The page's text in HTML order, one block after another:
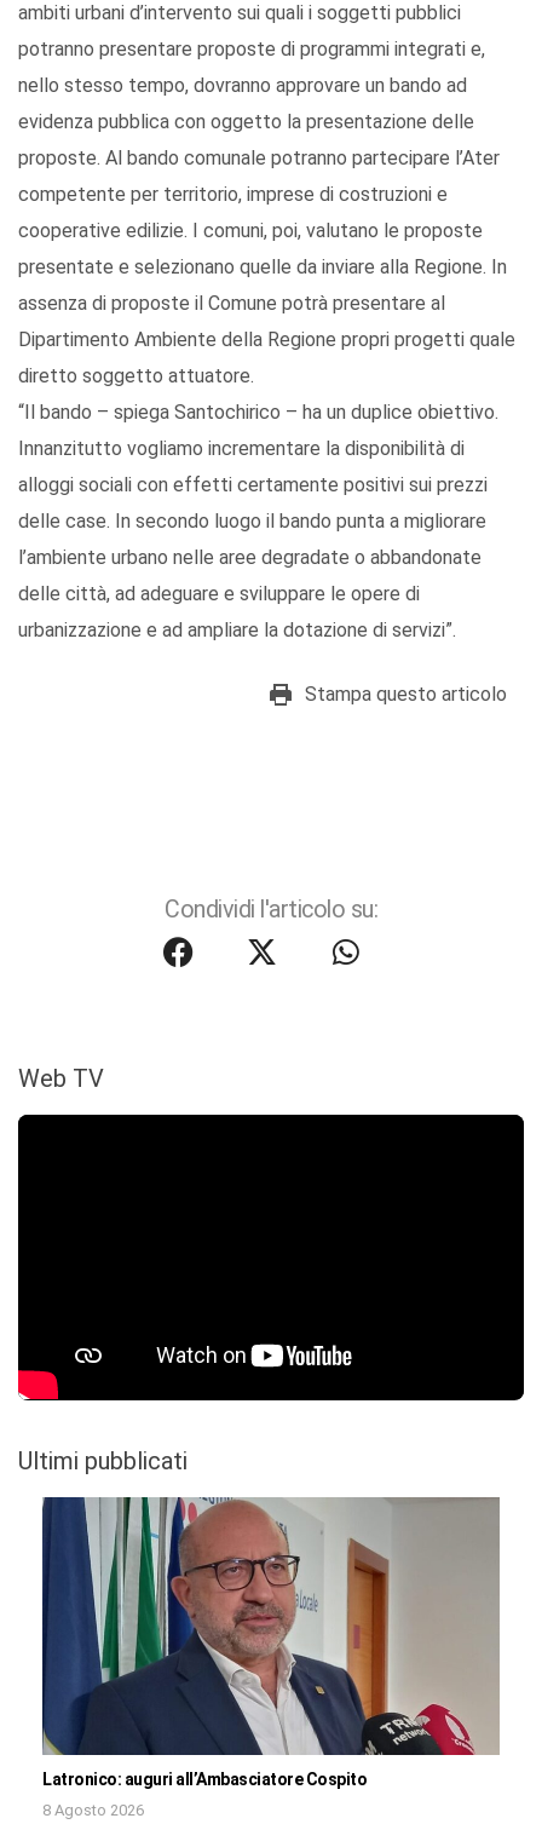
ambiti urbani d’intervento sui quali i soggetti pubblici
potranno presentare proposte di programmi integrati e,
nello stesso tempo, dovranno approvare un bando ad
evidenza pubblica con oggetto la presentazione delle
proposte. Al bando comunale potranno partecipare l’Ater
competente per territorio, imprese di costruzioni e
cooperative edilizie. I comuni, poi, valutano le proposte
presentate e selezionano quelle da inviare alla Regione. In
assenza di proposte il Comune potrà presentare al
Dipartimento Ambiente della Regione propri progetti quale
diretto soggetto attuatore.
“Il bando – spiega Santochirico – ha un duplice obiettivo.
Innanzitutto vogliamo incrementare la disponibilità di
alloggi sociali con effetti certamente positivi sui prezzi
delle case. In secondo luogo il bando punta a migliorare
l’ambiente urbano nelle aree degradate o abbandonate
delle città, ad adeguare e sviluppare le opere di
urbanizzazione e ad ampliare la dotazione di servizi”.
Stampa questo articolo
Condividi l'articolo su:
Web TV
Ultimi pubblicati
Latronico: auguri all’Ambasciatore Cospito
8 Agosto 2026